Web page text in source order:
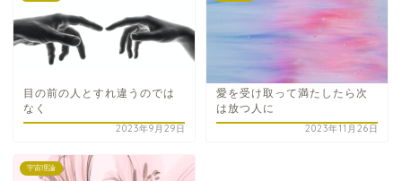
目の前の人とすれ違うのでは
なく
2023年9月29日
愛を受け取って満たしたら次
は放つ人に
2023年11月26日
宇宙理論